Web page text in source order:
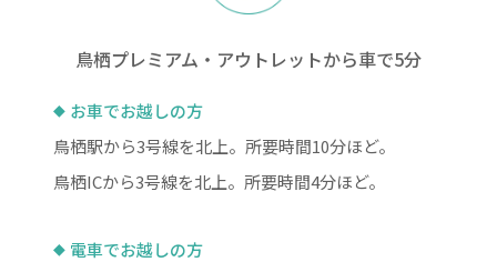
鳥栖プレミアム・アウトレットから車で5分
お車でお越しの方
鳥栖駅から3号線を北上。所要時間10分ほど。
鳥栖ICから3号線を北上。所要時間4分ほど。
電車でお越しの方